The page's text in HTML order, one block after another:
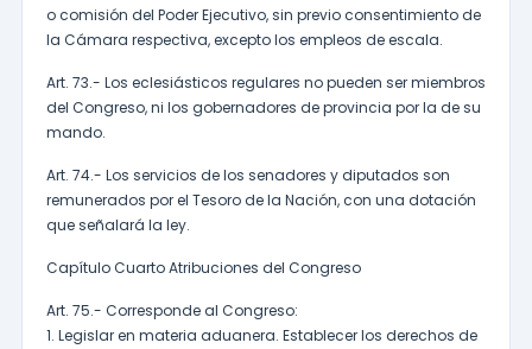
o comisión del Poder Ejecutivo, sin previo consentimiento de
la Cámara respectiva, excepto los empleos de escala.
Art. 73.- Los eclesiásticos regulares no pueden ser miembros
del Congreso, ni los gobernadores de provincia por la de su
mando.
Art. 74.- Los servicios de los senadores y diputados son
remunerados por el Tesoro de la Nación, con una dotación
que señalará la ley.
Capítulo Cuarto Atribuciones del Congreso
Art. 75.- Corresponde al Congreso:
1. Legislar en materia aduanera. Establecer los derechos de